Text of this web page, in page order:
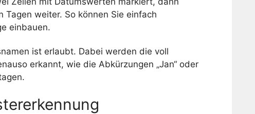
weiter. So können Sie einfach
einbauen.
ist erlaubt. Dabei werden die voll
erkannt, wie die Abkürzungen „Jan“ oder